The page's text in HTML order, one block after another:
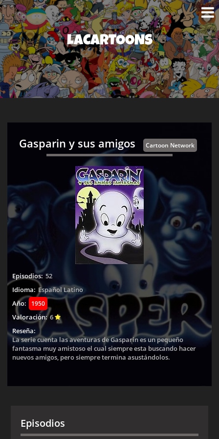
LACARTOONS
Gasparin y sus amigos Cartoon Network
Episodios: 52
Idioma: Español Latino
Año:
1950
Valoración: 6
Reseña:
La serie cuenta las aventuras de Gasparin es un pequeño
fantasma muy amistoso el cual siempre esta buscando hacer
nuevos amigos, pero siempre termina asustándolos.
Episodios